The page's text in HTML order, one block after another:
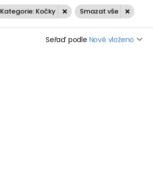
Kategorie: Kočky Smazat vše
Seřaď podle Nově vloženo